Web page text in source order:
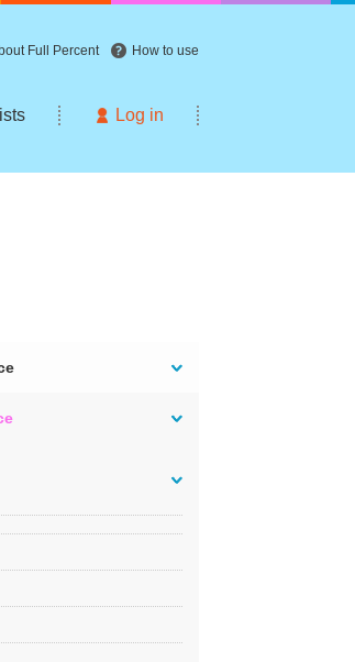
Full Percent How to use
Log in